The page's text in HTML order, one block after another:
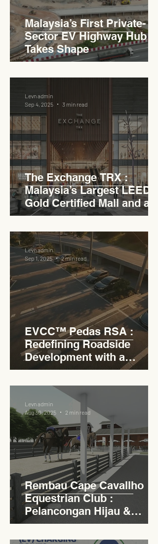
Malaysia’s First Private-
Sector EV Highway Hub
Takes Shape
The Exchange TRX :
Malaysia’s Largest LEED
Gold Certified Mall and a
Model for EVCC™ Pedas
RSA
Levn admin
Sep 4, 2025
3 min read
EVCC™ Pedas RSA :
Redefining Roadside
Development with a
Circular Carpark for
Seamless Access
Levn admin
Sep 1, 2025
2 min read
Rembau Cape Cavallho
Equestrian Club :
Pelancongan Hijau &
Sukan Bertaraf
Antarabangsa
Levn admin
Aug 30, 2025
2 min read